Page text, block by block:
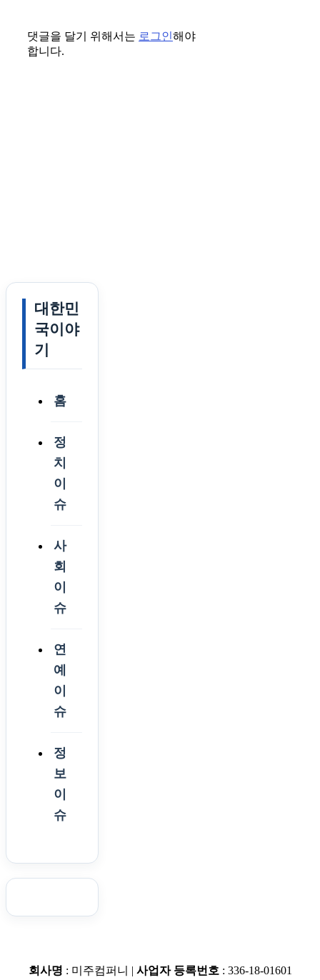
댓글을 달기 위해서는 로그인해야
합니다.
대한민
국이야
기
홈
정
치
이
슈
사
회
이
슈
연
예
이
슈
정
보
이
슈
회사명 : 미주컴퍼니 | 사업자 등록번호 : 336-18-01601